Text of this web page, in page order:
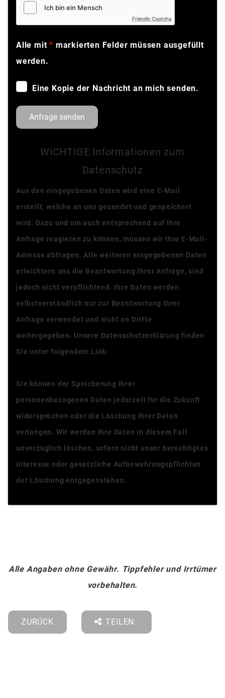
Friendly Captcha
Alle mit* markierten Felder müssen ausgefüllt
werden.
Eine Kopie der Nachricht an mich senden.
Anfrage senden
WICHTIGE Informationen zum
Datenschutz
Aus den eingegebenen Daten wird eine E-Mail
erstellt, welche an uns gesendet und gespeichert
wird. Dazu und um auch entsprechend auf Ihre
Anfrage reagieren zu können, müssen wir Ihre E-Mail-
Adresse abfragen. Alle weiteren eingegebenen Daten
erleichtern uns die Beantwortung ihrer Anfrage, sind
jedoch nicht verpflichtend. Ihre Daten werden
selbstverständlich nur zur Beantwortung Ihrer
Anfrage verwendet und nicht an Dritte
weitergegeben. Unsere Datenschutzerklärung finden
Sie unter folgendem Link:
Sie können der Speicherung Ihrer
personenbezogenen Daten jederzeit für die Zukunft
widersprechen oder die Löschung Ihrer Daten
verlangen. Wir werden Ihre Daten in diesem Fall
unverzüglich löschen, sofern nicht unser berechtigtes
Interesse oder gesetzliche Aufbewahrungspflichten
der Löschung entgegenstehen.
Alle Angaben ohne Gewähr. Tippfehler und Irrtümer
vorbehalten.
ZURÜCK TEILEN